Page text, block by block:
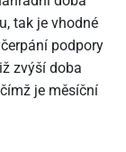
tak je vhodné
podpory
zvýší doba
je měsíční